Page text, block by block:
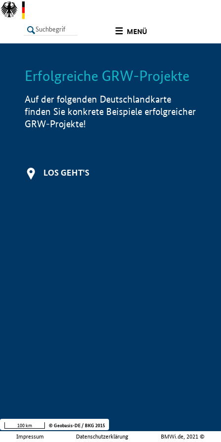
MENÜ
LISTE Info
Erfolgreiche GRW-Projekte
Auf der folgenden Deutschlandkarte
finden Sie konkrete Beispiele erfolgreicher
GRW-Projekte!
LOS GEHT'S
Impressum Datenschutzerklärung BMWi.de, 2021 ©
100 km © Geobasis-DE / BKG 2015